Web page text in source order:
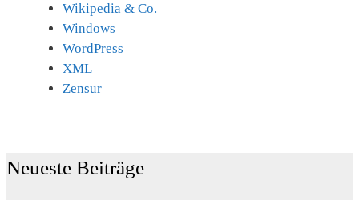
Wikipedia & Co.
Windows
WordPress
XML
Zensur
Neueste Beiträge